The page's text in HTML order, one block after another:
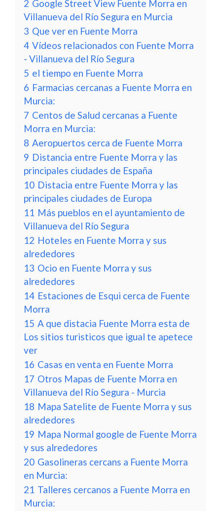
2 Google Street View Fuente Morra en
Villanueva del Río Segura en Murcia
3 Que ver en Fuente Morra
4 Vídeos relacionados con Fuente Morra
- Villanueva del Río Segura
5 el tiempo en Fuente Morra
6 Farmacias cercanas a Fuente Morra en
Murcia:
7 Centos de Salud cercanas a Fuente
Morra en Murcia:
8 Aeropuertos cerca de Fuente Morra
9 Distancia entre Fuente Morra y las
principales ciudades de España
10 Distacia entre Fuente Morra y las
principales ciudades de Europa
11 Más pueblos en el ayuntamiento de
Villanueva del Río Segura
12 Hoteles en Fuente Morra y sus
alrededores
13 Ocio en Fuente Morra y sus
alrededores
14 Estaciones de Esqui cerca de Fuente
Morra
15 A que distacia Fuente Morra esta de
Los sitios turisticos que igual te apetece
ver
16 Casas en venta en Fuente Morra
17 Otros Mapas de Fuente Morra en
Villanueva del Río Segura - Murcia
18 Mapa Satelite de Fuente Morra y sus
alrededores
19 Mapa Normal google de Fuente Morra
y sus alrededores
20 Gasolineras cercans a Fuente Morra
en Murcia:
21 Talleres cercanos a Fuente Morra en
Murcia: